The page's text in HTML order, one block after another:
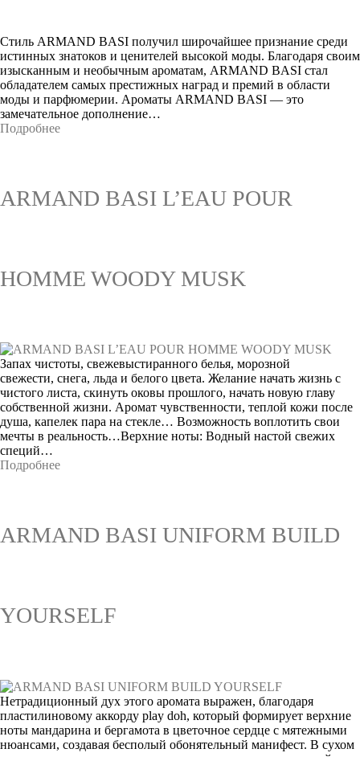
Стиль ARMAND BASI получил широчайшее признание среди
истинных знатоков и ценителей высокой моды. Благодаря своим
изысканным и необычным ароматам, ARMAND BASI стал
обладателем самых престижных наград и премий в области
моды и парфюмерии. Ароматы ARMAND BASI — это
замечательное дополнение…
Подробнее
ARMAND BASI L’EAU POUR
HOMME WOODY MUSK
Запах чистоты, свежевыстиранного белья, морозной
свежести, снега, льда и белого цвета. Желание начать жизнь с
чистого листа, скинуть оковы прошлого, начать новую главу
собственной жизни. Аромат чувственности, теплой кожи после
душа, капелек пара на стекле… Возможность воплотить свои
мечты в реальность…Верхние ноты: Водный настой свежих
специй…
Подробнее
ARMAND BASI UNIFORM BUILD
YOURSELF
Нетрадиционный дух этого аромата выражен, благодаря
пластилиновому аккорду play doh, который формирует верхние
ноты мандарина и бергамота в цветочное сердце с мятежными
нюансами, создавая бесполый обонятельный манифест. В сухом